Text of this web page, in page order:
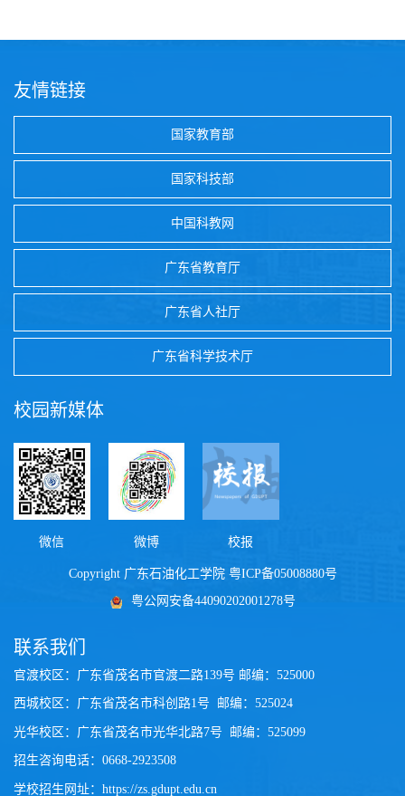
友情链接
国家教育部
国家科技部
中国科教网
广东省教育厅
广东省人社厅
广东省科学技术厅
校园新媒体
微信 微博 校报
Copyright 广东石油化工学院 粤ICP备05008880号
粤公网安备44090202001278号
联系我们
官渡校区：广东省茂名市官渡二路139号 邮编：525000
西城校区 ： 广东省茂名市科创路1号 邮编：525024
光华校区 ： 广东省茂名市光华北路7号 邮编：525099
招生咨询电话：0668-2923508
学校招生网址： https://zs.gdupt.edu.cn